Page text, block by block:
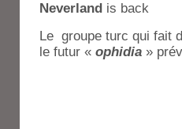
Neverland is back
Le groupe turc qui fait
le futur « ophidia »